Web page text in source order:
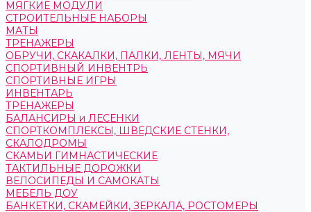
МЯГКИЕ МОДУЛИ
СТРОИТЕЛЬНЫЕ НАБОРЫ
МАТЫ
ТРЕНАЖЕРЫ
ОБРУЧИ, СКАКАЛКИ, ПАЛКИ, ЛЕНТЫ, МЯЧИ
СПОРТИВНЫЙ ИНВЕНТРЬ
СПОРТИВНЫЕ ИГРЫ
ИНВЕНТАРЬ
ТРЕНАЖЕРЫ
БАЛАНСИРЫ и ЛЕСЕНКИ
СПОРТКОМПЛЕКСЫ, ШВЕДСКИЕ СТЕНКИ,
СКАЛОДРОМЫ
СКАМЬИ ГИМНАСТИЧЕСКИЕ
ТАКТИЛЬНЫЕ ДОРОЖКИ
ВЕЛОСИПЕДЫ И САМОКАТЫ
МЕБЕЛЬ ДОУ
БАНКЕТКИ, СКАМЕЙКИ, ЗЕРКАЛА, РОСТОМЕРЫ